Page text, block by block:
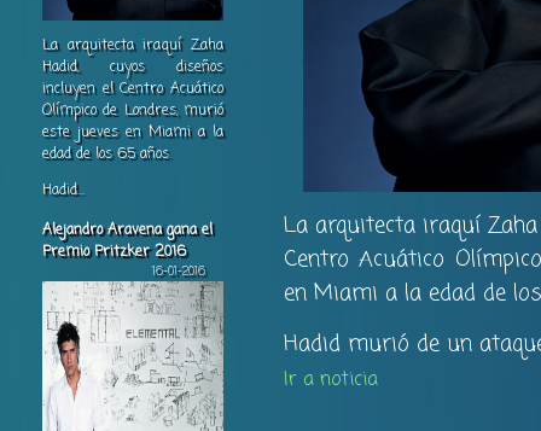
La arquitecta iraquí Zaha
Hadid, cuyos diseños
incluyen el Centro Acuático
Olímpico de Londres, murió
este jueves en Miami a la
edad de los 65 años.
Hadid...
Alejandro Aravena gana el
Premio Pritzker 2016
16-01-2016
La arquitecta iraquí
Centro Acuático
en Miami a la edad de
Hadid murió de un
Ir a noticia